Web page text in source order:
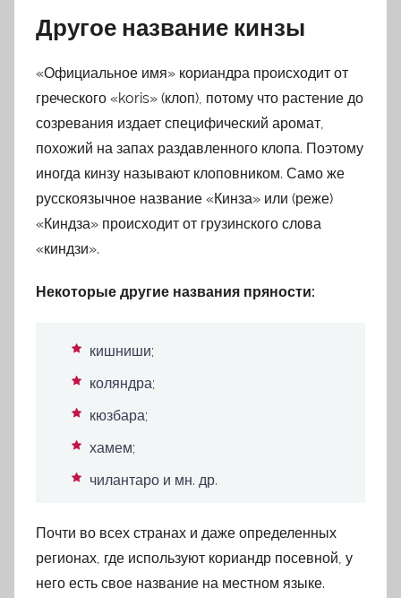
Другое название кинзы
«Официальное имя» кориандра происходит от
греческого «koris» (клоп), потому что растение до
созревания издает специфический аромат,
похожий на запах раздавленного клопа. Поэтому
иногда кинзу называют клоповником. Само же
русскоязычное название «Кинза» или (реже)
«Киндза» происходит от грузинского слова
«киндзи».
Некоторые другие названия пряности:
кишниши;
коляндра;
кюзбара;
хамем;
чилантаро и мн. др.
Почти во всех странах и даже определенных
регионах, где используют кориандр посевной, у
него есть свое название на местном языке.